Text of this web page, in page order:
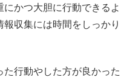
かつ大胆に行動できるよ
収集には時間をしっかり
行動やした方が良かった